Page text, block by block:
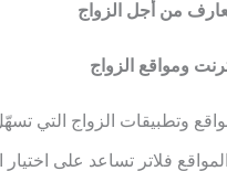
وتطبيقات الزواج التي
فلاتر تساعد على